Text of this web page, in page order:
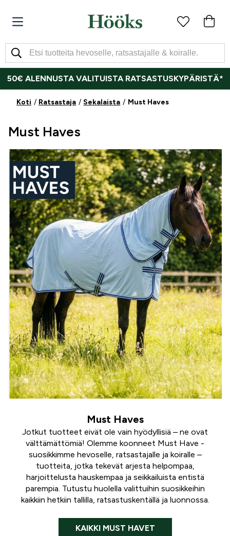
50€ ALENNUSTA VALITUISTA RATSASTUSKYPÄRISTÄ*
Koti Ratsastaja Sekalaista Must Haves
Must Haves
Must Haves
Jotkut tuotteet eivät ole vain hyödyllisiä – ne ovat
välttämättömiä! Olemme koonneet Must Have -
suosikkimme hevoselle, ratsastajalle ja koiralle –
tuotteita, jotka tekevät arjesta helpompaa,
harjoittelusta hauskempaa ja seikkailuista entistä
parempia. Tutustu huolella valittuihin suosikkeihin
kaikkiin hetkiin tallilla, ratsastuskentällä ja luonnossa.
KAIKKI MUST HAVET